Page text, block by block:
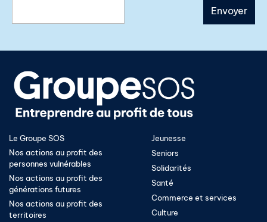
Le Groupe SOS
Nos actions au profit des
personnes vulnérables
Nos actions au profit des
générations futures
Nos actions au profit des
territoires
Jeunesse
Seniors
Solidarités
Santé
Commerce et services
Culture